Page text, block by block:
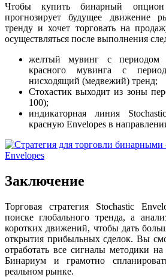
Чтобы купить бинарный
прогнозирует будущее движение
тренду и хочет торговать на
осуществляться после выполнения
желтый мувинг с периодом
красного мувинга с
нисходящий (медвежий) тренд;
Стохастик выходит из зоны
100);
индикаторная линия
красную Envelopes в
Заключение
Торговая стратегия Stochastic
поиске глобального тренда, а
коротких движений, чтобы дать
открытия прибыльных сделок. Вы
отработать все сигналы методики
Бинариум и грамотно
реальном рынке.